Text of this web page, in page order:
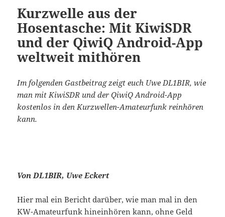
Kurzwelle aus der
Hosentasche: Mit KiwiSDR
und der QiwiQ Android-App
weltweit mithören
Im folgenden Gastbeitrag zeigt euch Uwe DL1BIR, wie
man mit KiwiSDR und der QiwiQ Android-App
kostenlos in den Kurzwellen-Amateurfunk reinhören
kann.
Von DL1BIR, Uwe Eckert
Hier mal ein Bericht darüber, wie man mal in den
KW-Amateurfunk hineinhören kann, ohne Geld